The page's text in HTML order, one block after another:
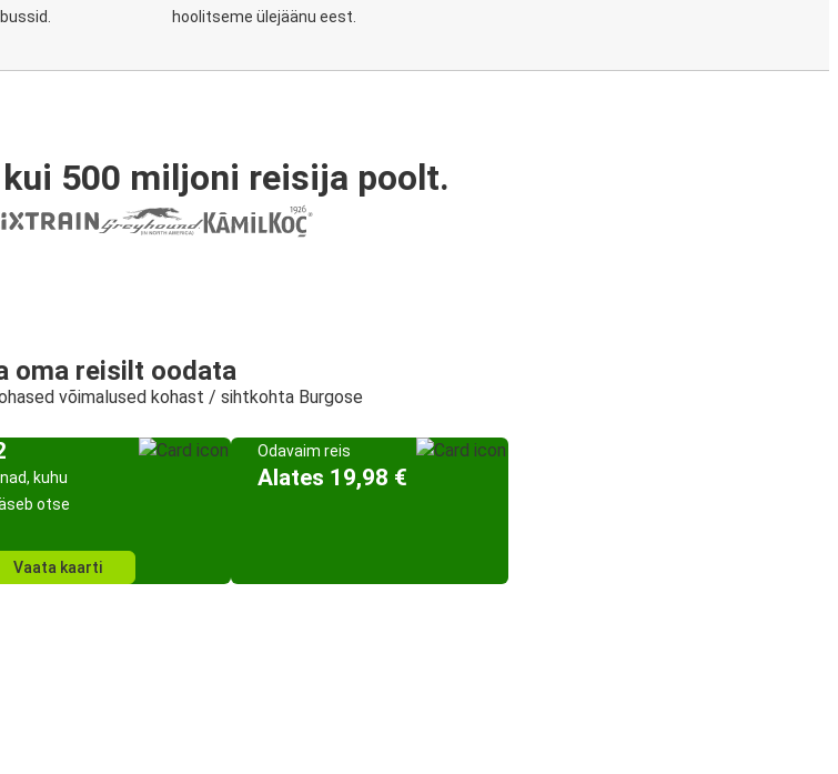
hoolitseme ülejäänu eest.
500 miljoni reisija poolt.
oma reisilt oodata
võimalused kohast / sihtkohta Burgose
kuhu
otse
Vaata kaarti
Odavaim reis
Alates 19,98 €